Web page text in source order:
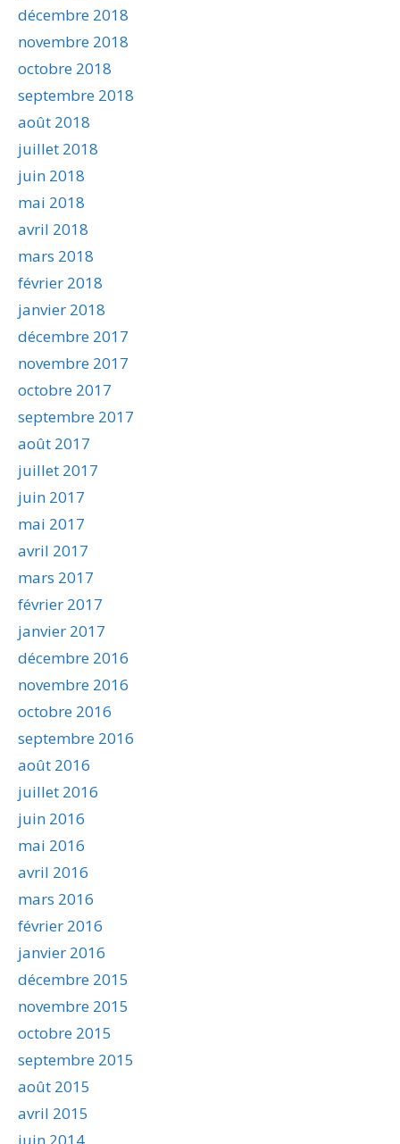
décembre 2018
novembre 2018
octobre 2018
septembre 2018
août 2018
juillet 2018
juin 2018
mai 2018
avril 2018
mars 2018
février 2018
janvier 2018
décembre 2017
novembre 2017
octobre 2017
septembre 2017
août 2017
juillet 2017
juin 2017
mai 2017
avril 2017
mars 2017
février 2017
janvier 2017
décembre 2016
novembre 2016
octobre 2016
septembre 2016
août 2016
juillet 2016
juin 2016
mai 2016
avril 2016
mars 2016
février 2016
janvier 2016
décembre 2015
novembre 2015
octobre 2015
septembre 2015
août 2015
avril 2015
juin 2014